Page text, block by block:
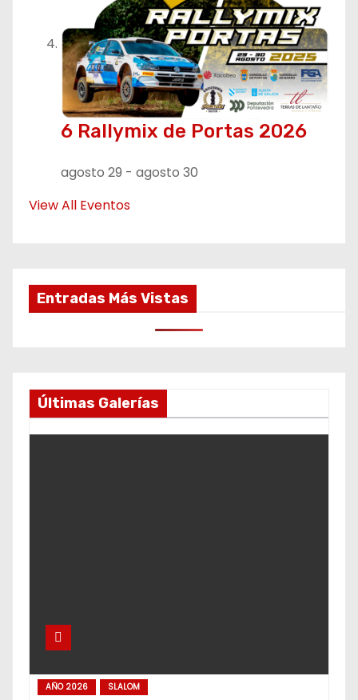
6 Rallymix de Portas 2026
agosto 29 - agosto 30
View All Eventos
Entradas Más Vistas
Últimas Galerías
AÑO 2026 SLALOM